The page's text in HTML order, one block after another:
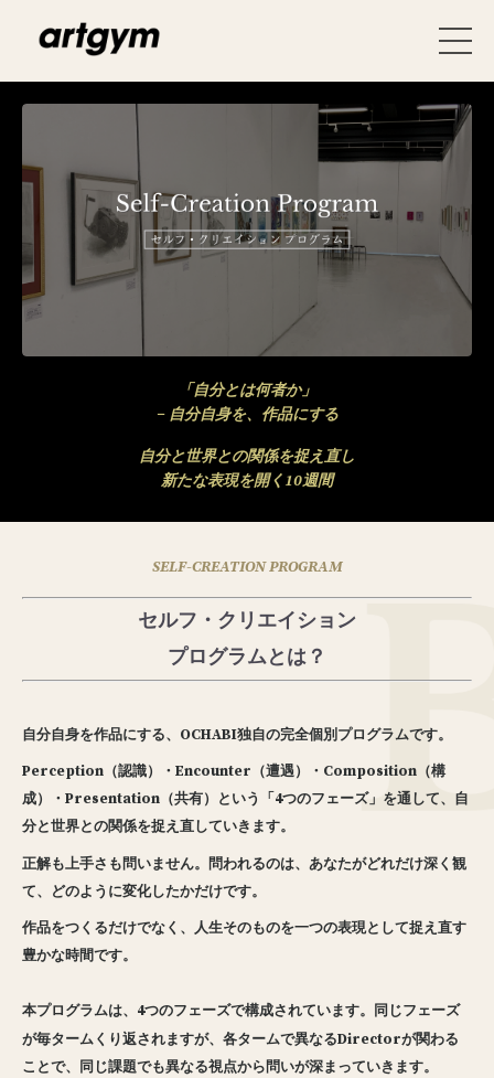
「自分とは何者か」
− 自分自身を、作品にする
自分と世界との関係を捉え直し
新たな表現を開く10週間
SELF-CREATION PROGRAM
セルフ・クリエイション
プログラムとは？
自分自身を作品にする、OCHABI独自の完全個別プログラムです。
Perception（認識）・Encounter（遭遇）・Composition（構
成）・Presentation（共有）という「4つのフェーズ」を通して、自
分と世界との関係を捉え直していきます。
正解も上手さも問いません。
問われるのは、あなたがどれだけ深く観
て、どのように変化したかだけです。
作品をつくるだけでなく、人生そのものを一つの表現として捉え直す
豊かな時間です。
本プログラムは、4つのフェーズで構成されています。
同じフェーズ
が毎タームくり返されますが、各タームで異なるDirectorが関わる
ことで、同じ課題でも異なる視点から問いが深まっていきます。